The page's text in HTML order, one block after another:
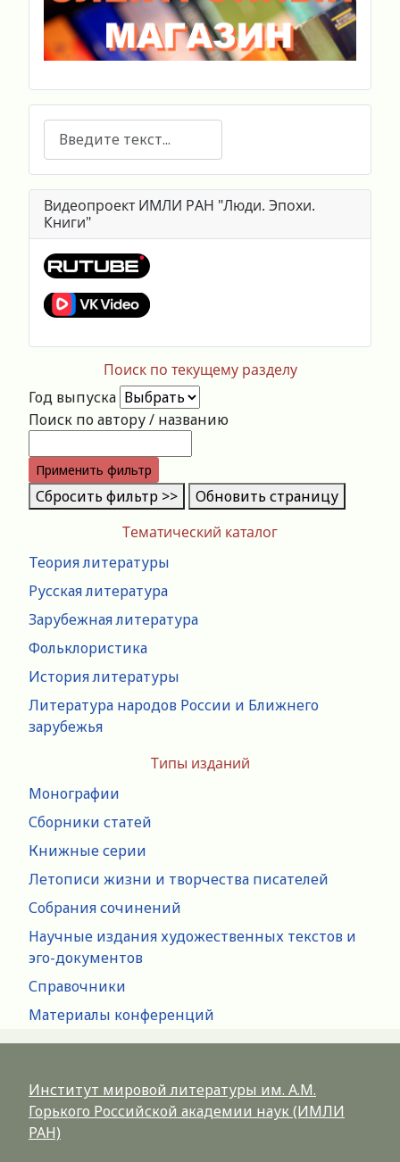
Тематический каталог
Теория литературы
Русская литература
Зарубежная литература
Фольклористика
История литературы
Литература народов России и Ближнего
зарубежья
Типы изданий
Монографии
Сборники статей
Книжные серии
Летописи жизни и творчества писателей
Собрания сочинений
Научные издания художественных текстов и
эго-документов
Справочники
Материалы конференций
Поиск
Видеопроект ИМЛИ РАН "Люди. Эпохи.
Книги"
Поиск по текущему разделу
Год выпуска
Поиск по автору / названию
Применить фильтр
Сбросить фильтр >> Обновить страницу
Институт мировой литературы им. А.М.
Горького Российской академии наук (ИМЛИ
РАН)